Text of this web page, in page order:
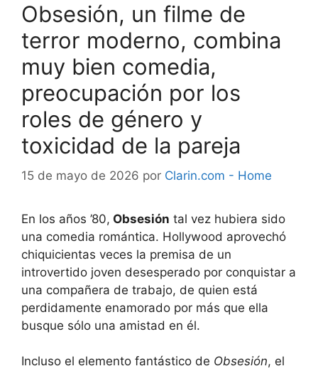
Obsesión, un filme de
terror moderno, combina
muy bien comedia,
preocupación por los
roles de género y
toxicidad de la pareja
15 de mayo de 2026 por Clarin.com - Home
En los años ’80, Obsesión tal vez hubiera sido
una comedia romántica. Hollywood aprovechó
chiquicientas veces la premisa de un
introvertido joven desesperado por conquistar a
una compañera de trabajo, de quien está
perdidamente enamorado por más que ella
busque sólo una amistad en él.
Incluso el elemento fantástico de Obsesión, el